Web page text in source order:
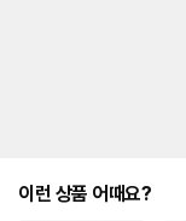
이런 상품 어때요?